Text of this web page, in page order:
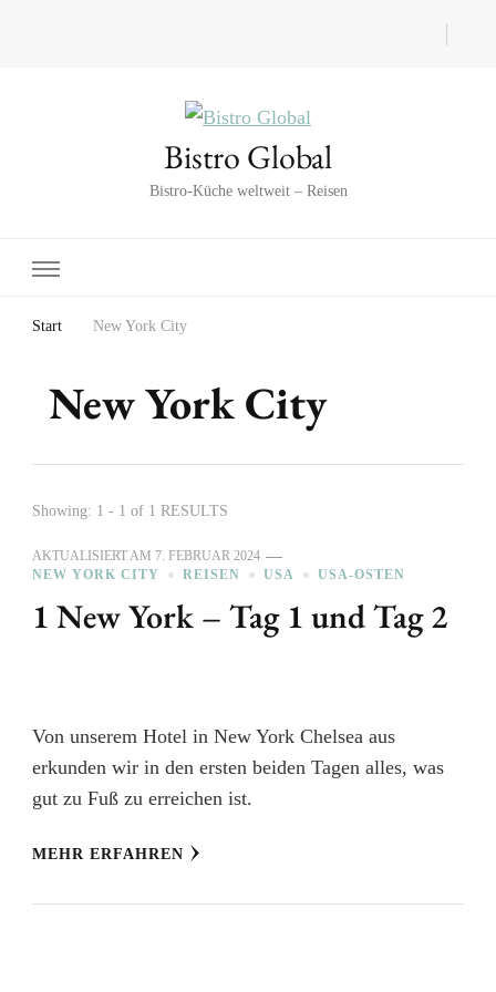
Bistro Global
Bistro-Küche weltweit – Reisen
Start New York City
New York City
Showing: 1 - 1 of 1 RESULTS
AKTUALISIERT AM 7. FEBRUAR 2024
NEW YORK CITY
REISEN USA USA-OSTEN
1 New York – Tag 1 und Tag 2
Von unserem Hotel in New York Chelsea aus
erkunden wir in den ersten beiden Tagen alles, was
gut zu Fuß zu erreichen ist.
MEHR ERFAHREN